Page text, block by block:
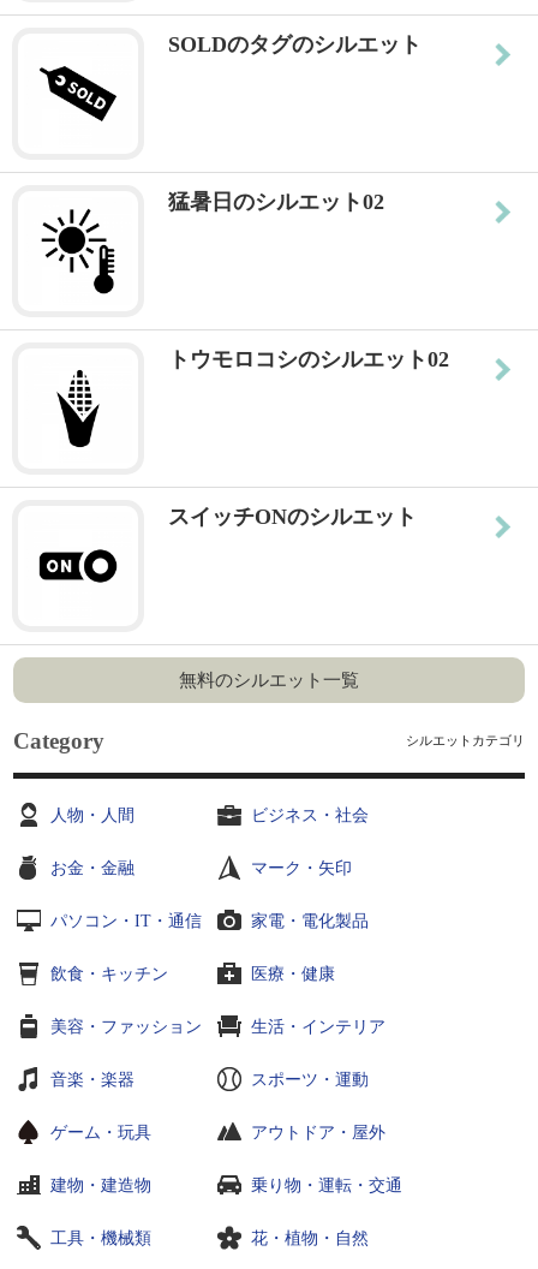
SOLDのタグのシルエット
猛暑日のシルエット02
トウモロコシのシルエット02
スイッチONのシルエット
無料のシルエット一覧
Category シルエットカテゴリ
人物・人間 ビジネス・社会
お金・金融 マーク・矢印
パソコン・IT・通信 家電・電化製品
飲食・キッチン 医療・健康
美容・ファッション 生活・インテリア
音楽・楽器 スポーツ・運動
ゲーム・玩具 アウトドア・屋外
建物・建造物 乗り物・運転・交通
工具・機械類 花・植物・自然